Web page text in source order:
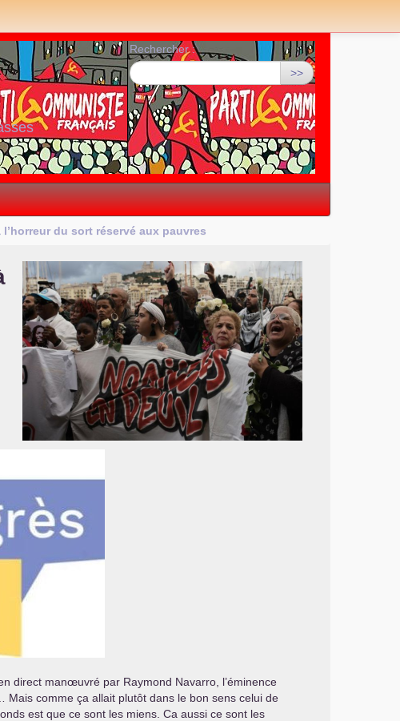
Rechercher :
>>
du sort réservé aux pauvres
direct manœuvré par Raymond Navarro, l’éminence
comme ça allait plutôt dans le bon sens celui de
est que ce sont les miens. Ca aussi ce sont les